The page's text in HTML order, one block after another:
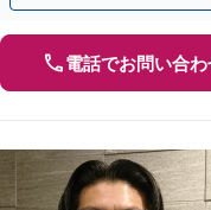
電話でお問い合わ